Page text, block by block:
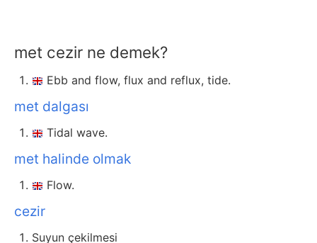
met cezir ne demek?
Ebb and flow, flux and reflux, tide.
met dalgası
Tidal wave.
met halinde olmak
Flow.
cezir
Suyun çekilmesi